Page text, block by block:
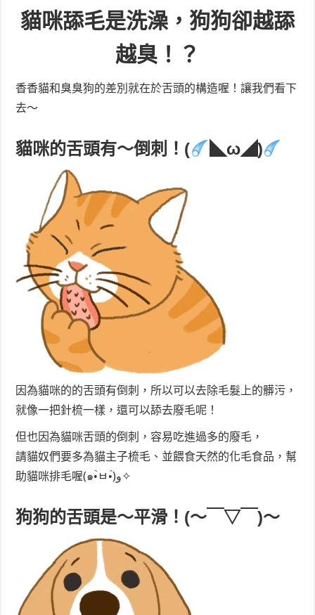
貓咪舔毛是洗澡，狗狗卻越舔
越臭！？
香香貓和臭臭狗的差別就在於舌頭的構造喔！讓我們看下
去～
貓咪的舌頭有～倒刺！( ◣ω◢)
因為貓咪的的舌頭有倒刺，所以可以去除毛髮上的髒污，
就像一把針梳一樣，還可以舔去廢毛呢！
但也因為貓咪舌頭的倒刺，容易吃進過多的廢毛，
請貓奴們要多為貓主子梳毛、並餵食天然的化毛食品，幫
助貓咪排毛喔(๑•̀ㅂ•́)و✧
狗狗的舌頭是～平滑！(～￣▽￣)～